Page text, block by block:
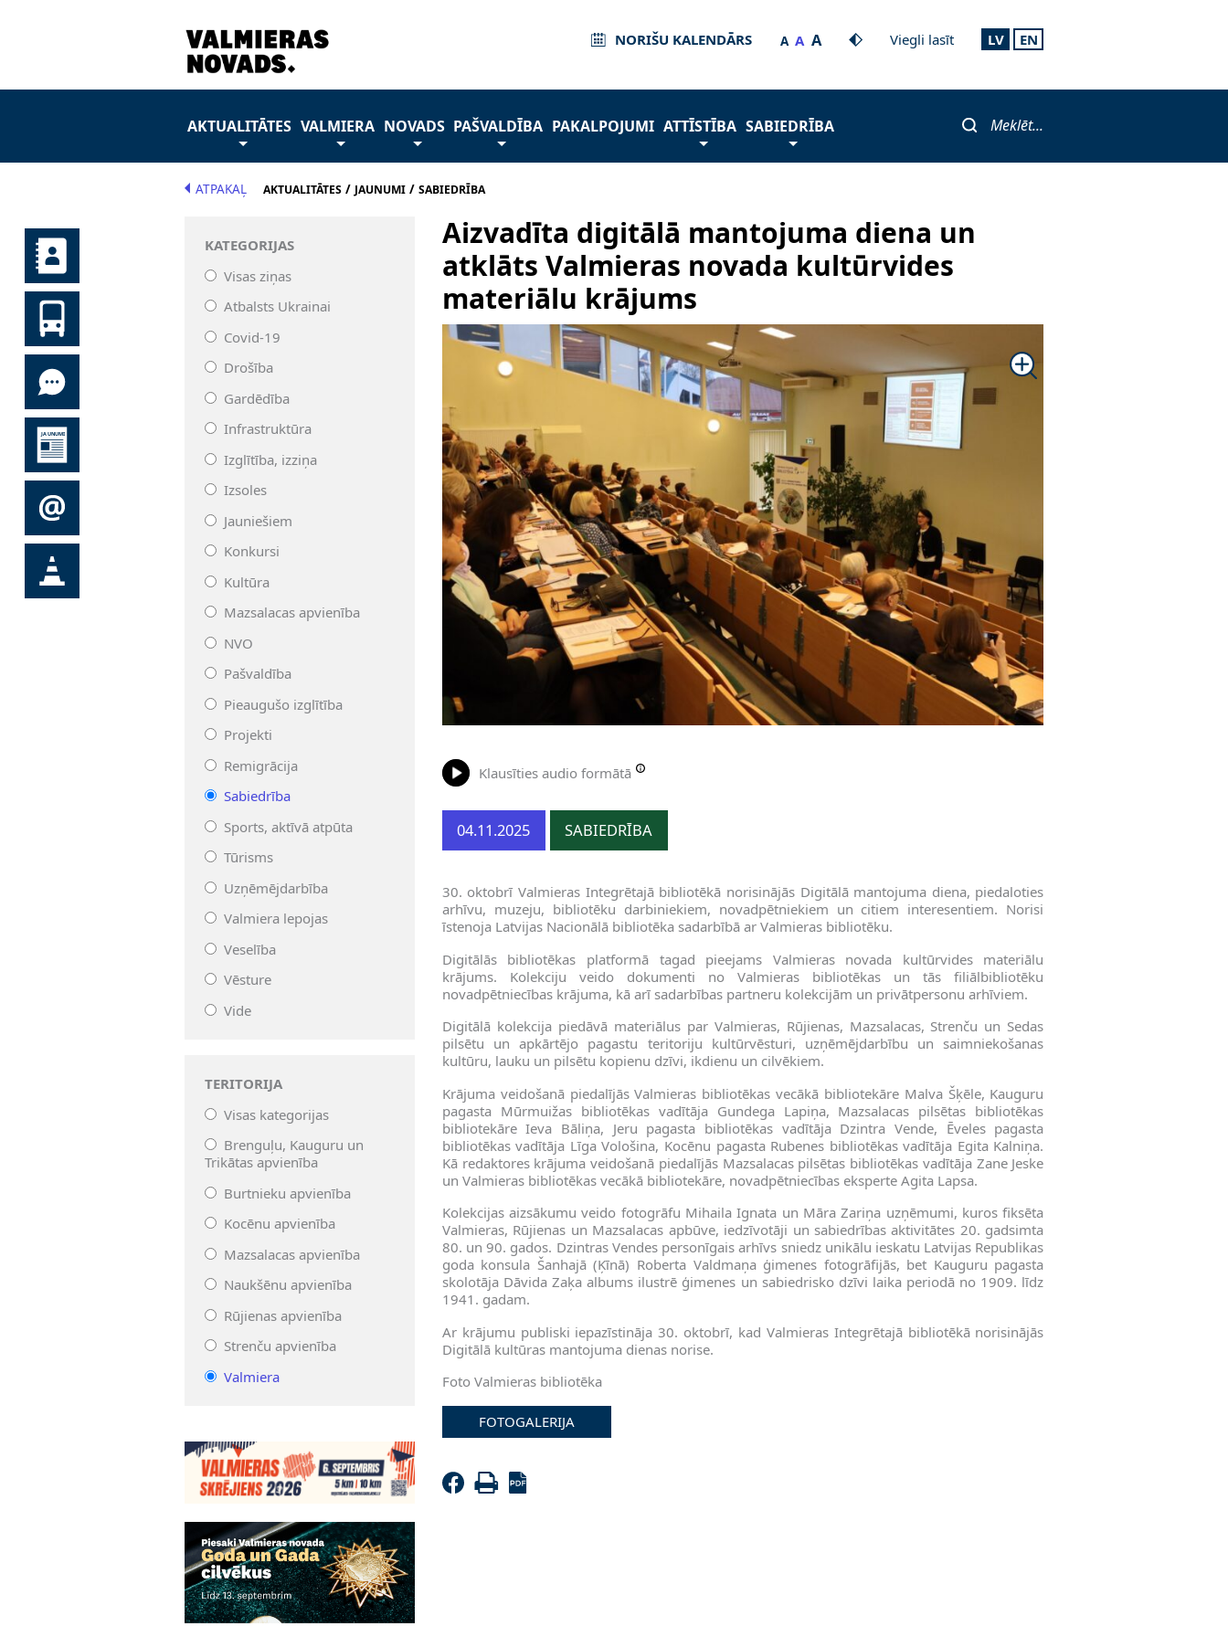
NORIŠU KALENDĀRS A A A Viegli lasīt LV EN
AKTUALITĀTES VALMIERA NOVADS PAŠVALDĪBA PAKALPOJUMI ATTĪSTĪBA SABIEDRĪBA Meklēt...
ATPAKAĻ AKTUALITĀTES/ JAUNUMI/ SABIEDRĪBA
KATEGORIJAS
Visas ziņas
Atbalsts Ukrainai
Covid-19
Drošība
Gardēdība
Infrastruktūra
Izglītība, izziņa
Izsoles
Jauniešiem
Konkursi
Kultūra
Mazsalacas apvienība
NVO
Pašvaldība
Pieaugušo izglītība
Projekti
Remigrācija
Sabiedrība
Sports, aktīvā atpūta
Tūrisms
Uzņēmējdarbība
Valmiera lepojas
Veselība
Vēsture
Vide
TERITORIJA
Visas kategorijas
Brenguļu, Kauguru un
Trikātas apvienība
Burtnieku apvienība
Kocēnu apvienība
Mazsalacas apvienība
Naukšēnu apvienība
Rūjienas apvienība
Strenču apvienība
Valmiera
Aizvadīta digitālā mantojuma diena un
atklāts Valmieras novada kultūrvides
materiālu krājums
Klausīties audio formātā
04.11.2025 SABIEDRĪBA
30. oktobrī Valmieras Integrētajā bibliotēkā norisinājās Digitālā mantojuma diena, piedaloties
arhīvu, muzeju, bibliotēku darbiniekiem, novadpētniekiem un citiem interesentiem. Norisi
īstenoja Latvijas Nacionālā bibliotēka sadarbībā ar Valmieras bibliotēku.
Digitālās bibliotēkas platformā tagad pieejams Valmieras novada kultūrvides materiālu
krājums. Kolekciju veido dokumenti no Valmieras bibliotēkas un tās filiālbibliotēku
novadpētniecības krājuma, kā arī sadarbības partneru kolekcijām un privātpersonu arhīviem.
Digitālā kolekcija piedāvā materiālus par Valmieras, Rūjienas, Mazsalacas, Strenču un Sedas
pilsētu un apkārtējo pagastu teritoriju kultūrvēsturi, uzņēmējdarbību un saimniekošanas
kultūru, lauku un pilsētu kopienu dzīvi, ikdienu un cilvēkiem.
Krājuma veidošanā piedalījās Valmieras bibliotēkas vecākā bibliotekāre Malva Šķēle, Kauguru
pagasta Mūrmuižas bibliotēkas vadītāja Gundega Lapiņa, Mazsalacas pilsētas bibliotēkas
bibliotekāre Ieva Bāliņa, Jeru pagasta bibliotēkas vadītāja Dzintra Vende, Ēveles pagasta
bibliotēkas vadītāja Līga Vološina, Kocēnu pagasta Rubenes bibliotēkas vadītāja Egita Kalniņa.
Kā redaktores krājuma veidošanā piedalījās Mazsalacas pilsētas bibliotēkas vadītāja Zane Jeske
un Valmieras bibliotēkas vecākā bibliotekāre, novadpētniecības eksperte Agita Lapsa.
Kolekcijas aizsākumu veido fotogrāfu Mihaila Ignata un Māra Zariņa uzņēmumi, kuros fiksēta
Valmieras, Rūjienas un Mazsalacas apbūve, iedzīvotāji un sabiedrības aktivitātes 20. gadsimta
80. un 90. gados. Dzintras Vendes personīgais arhīvs sniedz unikālu ieskatu Latvijas Republikas
goda konsula Šanhajā (Ķīnā) Roberta Valdmaņa ģimenes fotogrāfijās, bet Kauguru pagasta
skolotāja Dāvida Zaķa albums ilustrē ģimenes un sabiedrisko dzīvi laika periodā no 1909. līdz
1941. gadam.
Ar krājumu publiski iepazīstināja 30. oktobrī, kad Valmieras Integrētajā bibliotēkā norisinājās
Digitālā kultūras mantojuma dienas norise.
Foto Valmieras bibliotēka
FOTOGALERIJA